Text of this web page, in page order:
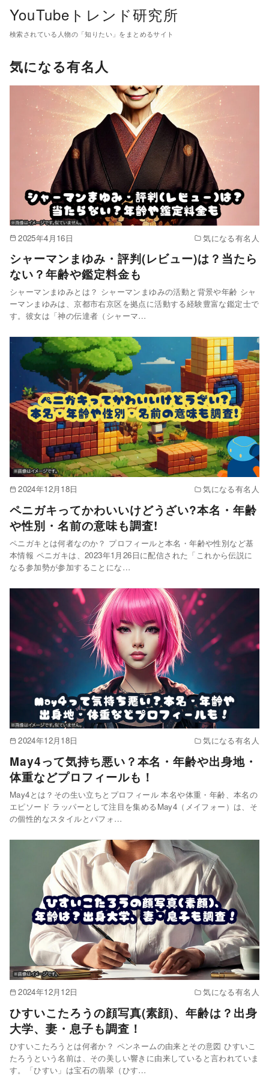
YouTubeトレンド研究所
検索されている人物の「知りたい」をまとめるサイト
気になる有名人
2025年4月16日 気になる有名人
シャーマンまゆみ・評判(レビュー)は？当たら
ない？年齢や鑑定料金も
シャーマンまゆみとは？ シャーマンまゆみの活動と背景や年齢 シャ
ーマンまゆみは、京都市右京区を拠点に活動する経験豊富な鑑定士で
す。彼女は「神の伝達者（シャーマ…
2024年12月18日 気になる有名人
ペニガキってかわいいけどうざい?本名・年齢
や性別・名前の意味も調査!
ペニガキとは何者なのか？ プロフィールと本名・年齢や性別など基
本情報 ペニガキは、2023年1月26日に配信された「これから伝説に
なる参加勢が参加することにな…
2024年12月18日 気になる有名人
May4って気持ち悪い？本名・年齢や出身地・
体重などプロフィールも！
May4とは？その生い立ちとプロフィール 本名や体重・年齢、本名の
エピソード ラッパーとして注目を集めるMay4（メイフォー）は、そ
の個性的なスタイルとパフォ…
2024年12月12日 気になる有名人
ひすいこたろうの顔写真(素顔)、年齢は？出身
大学、妻・息子も調査！
ひすいこたろうとは何者か？ ペンネームの由来とその意図 ひすいこ
たろうという名前は、その美しい響きに由来していると言われていま
す。「ひすい」は宝石の翡翠（ひす…